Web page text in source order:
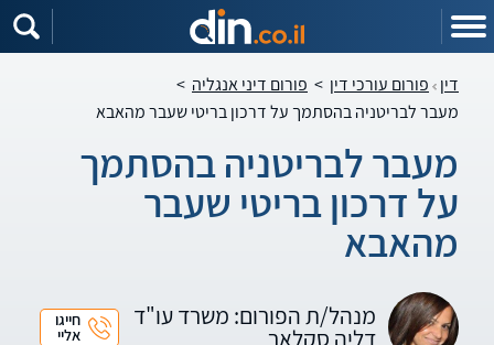
דין פורום עורכי דין > פורום דיני אנגליה >
מעבר לבריטניה בהסתמך על דרכון בריטי שעבר מהאבא
מעבר לבריטניה בהסתמך
על דרכון בריטי שעבר
מהאבא
מנהל/ת הפורום: משרד עו"ד
דליה סקלאר
חייגו
אליי